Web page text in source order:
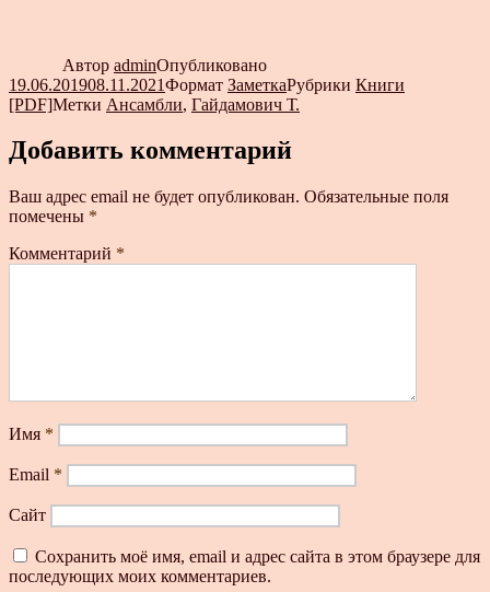
Автор adminОпубликовано
19.06.201908.11.2021Формат ЗаметкаРубрики Книги
[PDF]Метки Ансамбли, Гайдамович Т.
Добавить комментарий
Ваш адрес email не будет опубликован. Обязательные поля
помечены *
Комментарий *
Имя *
Email *
Сайт
Сохранить моё имя, email и адрес сайта в этом браузере для
последующих моих комментариев.